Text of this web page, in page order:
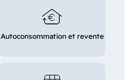
Autoconsommation et revente